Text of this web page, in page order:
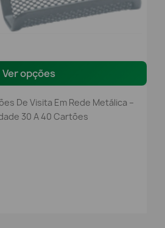
Ver opções
De Visita Em Rede Metálica –
30 A 40 Cartões